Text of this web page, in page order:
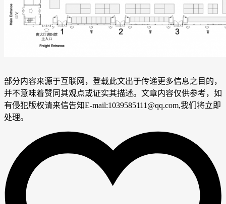
部分内容来源于互联网，登载此文出于传递更多信息之目的，
并不意味着赞同其观点或证实其描述。文章内容仅供参考，如
有侵犯版权请来信告知E-mail:1039585111@qq.com,我们将立即
处理。